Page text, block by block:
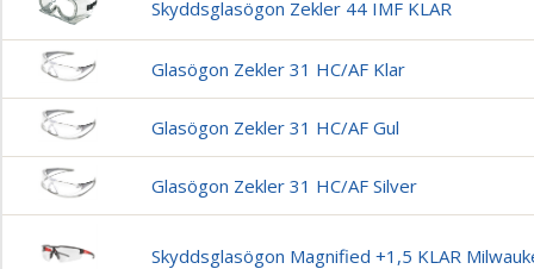
Skyddsglasögon Zekler 44 IMF KLAR
Glasögon Zekler 31 HC/AF Klar
Glasögon Zekler 31 HC/AF Gul
Glasögon Zekler 31 HC/AF Silver
Skyddsglasögon Magnified +1,5 KLAR